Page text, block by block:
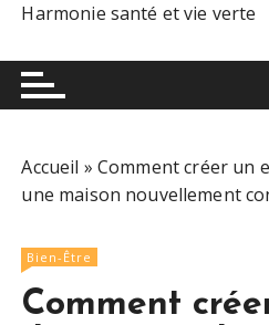
Harmonie santé et vie verte
Accueil » Comment créer un
une maison nouvellement
Bien-Être
Comment